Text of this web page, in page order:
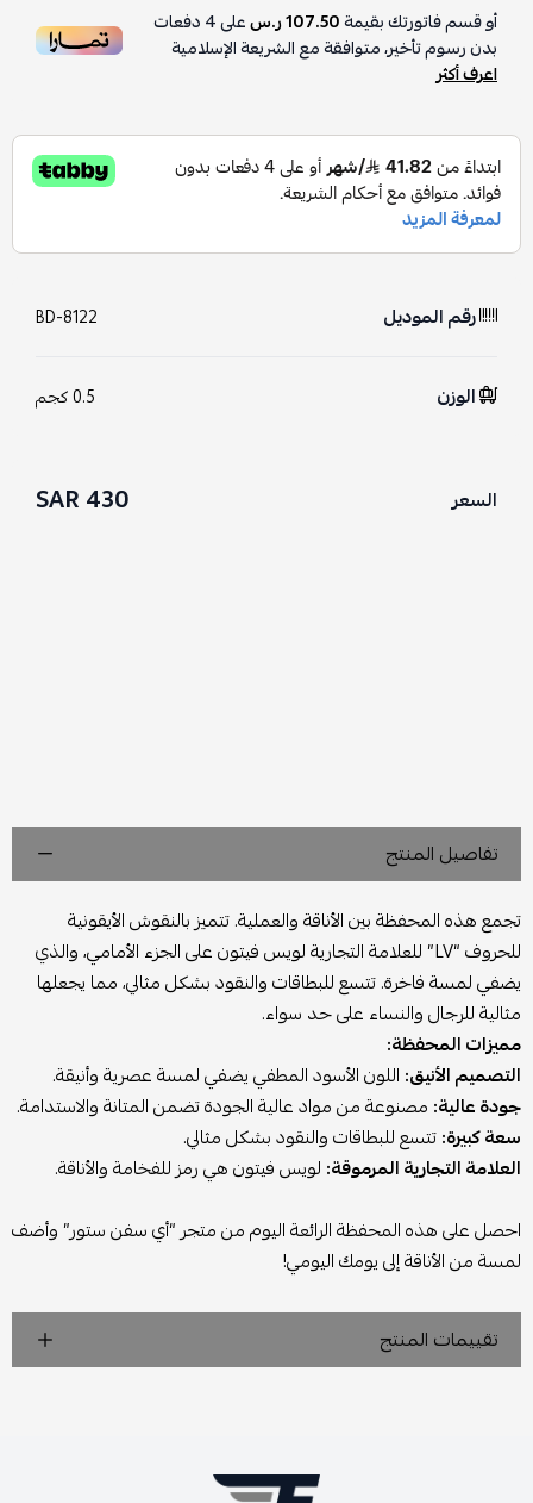
أو قسم فاتورتك بقيمة107.50 ر.س على4دفعات
بدون رسوم تأخير، متوافقة مع الشريعة الإسلامية
اعرف أكثر
رقم الموديل BD-8122
الوزن 0.5 كجم
السعر 430 SAR
تفاصيل المنتج
تجمع هذه المحفظة بين الأناقة والعملية. تتميز بالنقوش الأيقونية
للحروف “LV” للعلامة التجارية لويس فيتون على الجزء الأمامي، والذي
يضفي لمسة فاخرة. تتسع للبطاقات والنقود بشكل مثالي، مما يجعلها
مثالية للرجال والنساء على حد سواء.
مميزات المحفظة:
التصميم الأنيق: اللون الأسود المطفي يضفي لمسة عصرية وأنيقة.
جودة عالية: مصنوعة من مواد عالية الجودة تضمن المتانة والاستدامة.
سعة كبيرة:تتسع للبطاقات والنقود بشكل مثالي.
العلامة التجارية المرموقة: لويس فيتون هي رمز للفخامة والأناقة.
احصل على هذه المحفظة الرائعة اليوم من متجر “أي سفن ستور” وأضف
لمسة من الأناقة إلى يومك اليومي!
تقييمات المنتج